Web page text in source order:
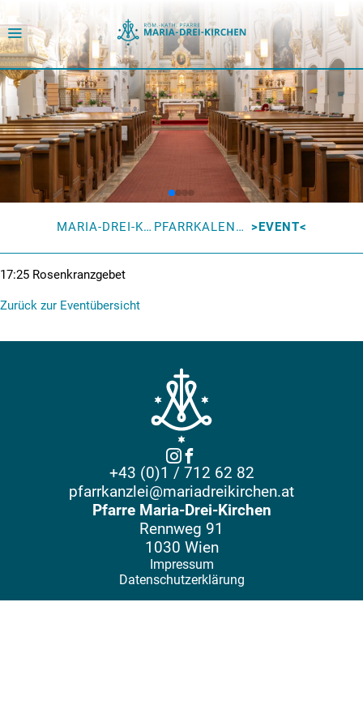
MARIA-DREI-KIRCHEN PFARRKALENDER EVENT
17:25 Rosenkranzgebet
Zurück zur Eventübersicht
+43 (0)1 / 712 62 82
pfarrkanzlei@mariadreikirchen.at
Pfarre Maria-Drei-Kirchen
Rennweg 91
1030 Wien
Impressum
Datenschutzerklärung